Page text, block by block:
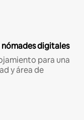
digitales
para una
y área de